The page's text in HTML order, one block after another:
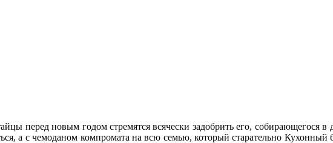
перед новым годом стремятся всячески задобрить его, собирающегося
а с чемоданом компромата на всю семью, который старательно Кухонный